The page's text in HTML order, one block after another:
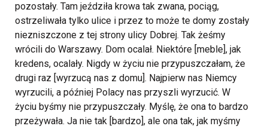
pozostały. Tam jeździła krowa tak zwana, pociąg,
ostrzeliwała tylko ulice i przez to może te domy zostały
niezniszczone z tej strony ulicy Dobrej. Tak żeśmy
wrócili do Warszawy. Dom ocalał. Niektóre [meble], jak
kredens, ocalały. Nigdy w życiu nie przypuszczałam, że
drugi raz [wyrzucą nas z domu]. Najpierw nas Niemcy
wyrzucili, a później Polacy nas przyszli wyrzucić. W
życiu byśmy nie przypuszczały. Myślę, że ona to bardzo
przeżywała. Ja nie tak [bardzo], ale ona tak, jak myśmy